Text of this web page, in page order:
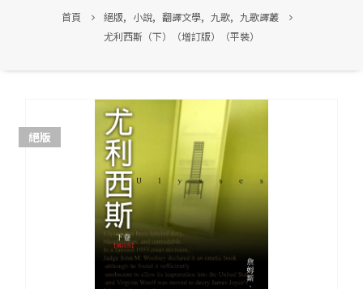
首頁 絕版, 小說, 翻譯文學, 九歌, 九歌譯叢
尤利西斯（下）（增訂版）（平裝）
絕版